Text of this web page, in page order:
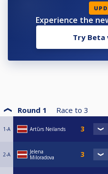
Experience the
Try Beta
Round 1 Race to 3
1-A Artūrs Neilands
2-A
Jelena
Miloradova